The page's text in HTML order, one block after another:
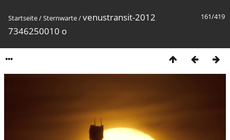
161/419
Startseite/Sternwarte/venustransit-2012
7346250010 o